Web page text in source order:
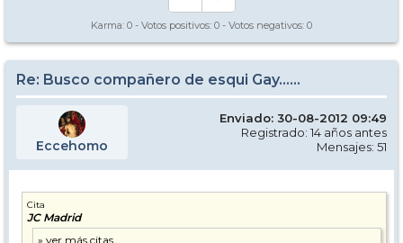
Karma: 0 - Votos positivos: 0 - Votos negativos: 0
Re: Busco compañero de esqui Gay......
Eccehomo
Enviado: 30-08-2012 09:49
Registrado: 14 años antes
Mensajes: 51
Cita
JC Madrid